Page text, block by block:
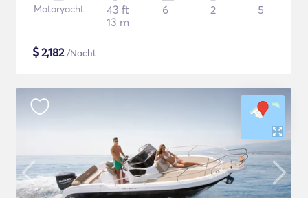
Motoryacht
43 ft
13 m
6 2 5
$2,182/Nacht